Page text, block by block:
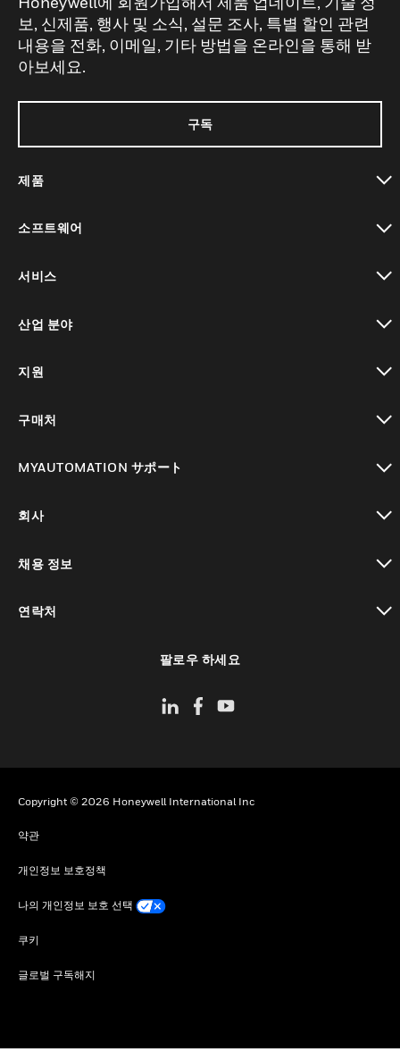
보, 신제품, 행사 및 소식, 설문 조사, 특별 할인 관련
내용을 전화, 이메일, 기타 방법을 온라인을 통해 받
아보세요.
구독
제품
소프트웨어
서비스
산업 분야
지원
구매처
MYAUTOMATION サポート
회사
채용 정보
연락처
팔로우 하세요
Copyright © 2026 Honeywell International Inc
약관
개인정보 보호정책
나의 개인정보 보호 선택
쿠키
글로벌 구독해지